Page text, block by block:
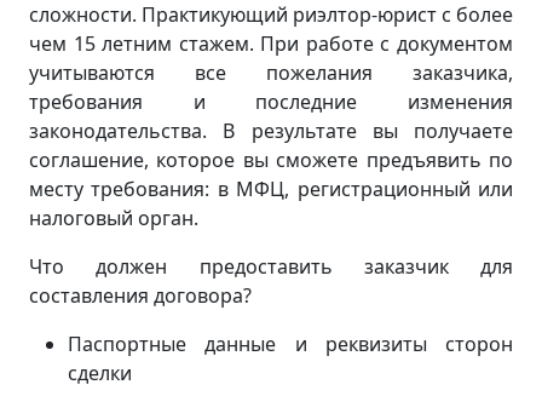
сложности. Практикующий риэлтор-юрист с более
чем 15 летним стажем. При работе с документом
учитываются все пожелания заказчика,
требования и последние изменения
законодательства. В результате вы получаете
соглашение, которое вы сможете предъявить по
месту требования: в МФЦ, регистрационный или
налоговый орган.
Что должен предоставить заказчик для
составления договора?
Паспортные данные и реквизиты сторон
сделки